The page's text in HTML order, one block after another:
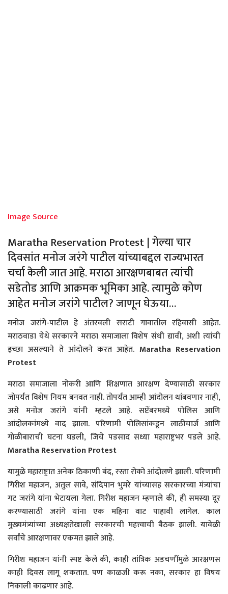
Image Source
Maratha Reservation Protest | गेल्या चार
दिवसांत मनोज जरंगे पाटील यांच्याबद्दल राज्यभारत
चर्चा केली जात आहे. मराठा आरक्षणबाबत त्यांची
सडेतोड आणि आक्रमक भूमिका आहे. त्यामुळे कोण
आहेत मनोज जरांगे पाटील? जाणून घेऊया…
मनोज जरांगे-पाटील हे अंतरवली सराटी गावातील रहिवासी आहेत.
मराठवाडा येथे सरकारने मराठा समाजाला विशेष संधी द्यावी, अशी त्यांची
इच्छा असल्याने ते आंदोलने करत आहेत. Maratha Reservation
Protest
मराठा समाजाला नोकरी आणि शिक्षणात आरक्षण देण्यासाठी सरकार
जोपर्यंत विशेष नियम बनवत नाही. तोपर्यंत आम्ही आंदोलन थांबवणार नाही,
असे मनोज जरांगे यांनी म्हटले आहे. सप्टेंबरमध्ये पोलिस आणि
आंदोलकांमध्ये वाद झाला. परिणामी पोलिसांकडून लाठीचार्ज आणि
गोळीबाराची घटना घडली, जिचे पडसाद सध्या महाराष्ट्रभर पडले आहे.
Maratha Reservation Protest
यामुळे महाराष्ट्रात अनेक ठिकाणी बंद, रस्ता रोको आंदोलणे झाली. परिणामी
गिरीश महाजन, अतुल सावे, संदिपान भुमरे यांच्यासह सरकारच्या मंत्र्यांचा
गट जरांगे यांना भेटायला गेला. गिरीश महाजन म्हणाले की, ही समस्या दूर
करण्यासाठी जरांगे यांना एक महिना वाट पाहावी लागेल. काल
मुख्यमंत्र्यांच्या अध्यक्षतेखाली सरकारची महत्त्वाची बैठक झाली. यावेळी
सर्वांचे आरक्षणावर एकमत झाले आहे.
गिरीश महाजन यांनी स्पष्ट केले की, काही तांत्रिक अडचणींमुळे आरक्षणस
काही दिवस लागू शकतात. पण काळजी करू नका, सरकार हा विषय
निकाली काढणार आहे.